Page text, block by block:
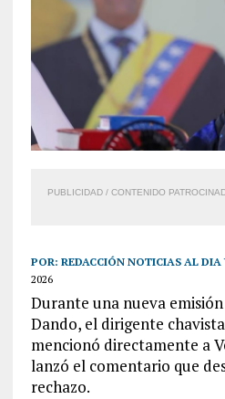
PUBLICIDAD / CONTENIDO
POR: REDACCIÓN NOTICIAS AL
2026
Durante una nueva
Dando, el dirigente
mencionó directamente a
lanzó el comentario que
rechazo.